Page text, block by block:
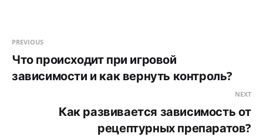
PREVIOUS
Что происходит при игровой
зависимости и как вернуть контроль?
NEXT
Как развивается зависимость от
рецептурных препаратов?